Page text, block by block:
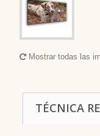
Mostrar todas las
TÉCNICA